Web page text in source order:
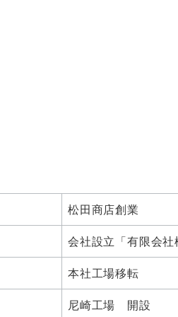
松田商店創業
会社設立「有限会社
本社工場移転
尼崎工場 開設